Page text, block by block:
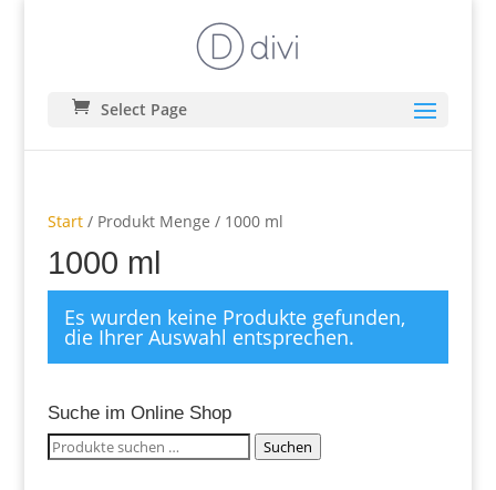
Select Page
Start/ Produkt Menge / 1000 ml
1000 ml
Es wurden keine Produkte gefunden,
die Ihrer Auswahl entsprechen.
Suche im Online Shop
Suchen
nach:
Suchen